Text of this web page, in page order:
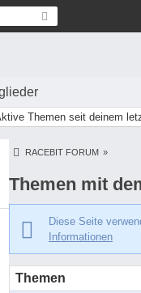
Themen seit deinem
RACEBIT FORUM »
Themen mit
Diese Seite
Informationen
Themen